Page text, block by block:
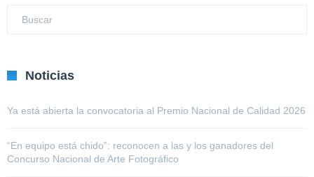
Noticias
Ya está abierta la convocatoria al Premio Nacional de Calidad 2026
“En equipo está chido”: reconocen a las y los ganadores del
Concurso Nacional de Arte Fotográfico